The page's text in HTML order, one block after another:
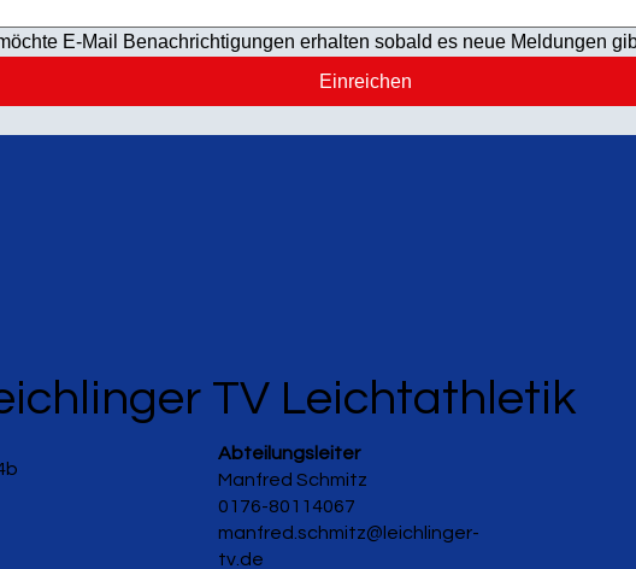
E-Mail Benachrichtigungen erhalten sobald es neue Meldungen
Einreichen
Abteilungsleiter
Manfred Schmitz
0176-80114067
manfred.schmitz@leichlinger-
tv.de
TV Leichtathletik